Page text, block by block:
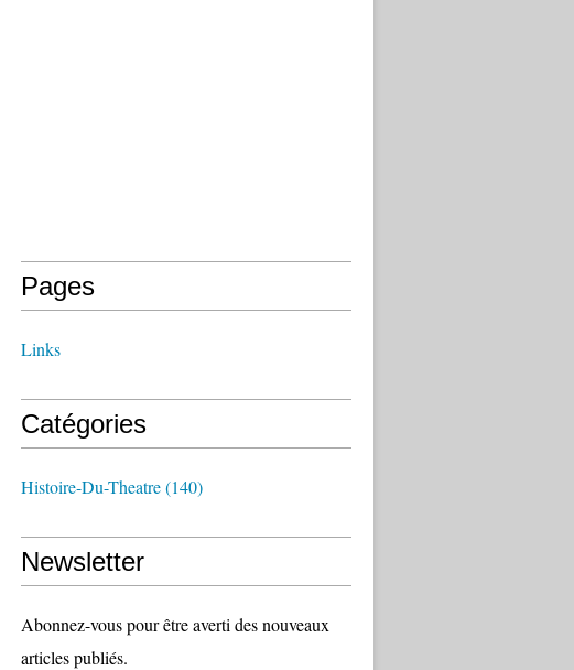
Pages
Links
Catégories
Histoire-Du-Theatre(140)
Newsletter
Abonnez-vous pour être averti des nouveaux
articles publiés.